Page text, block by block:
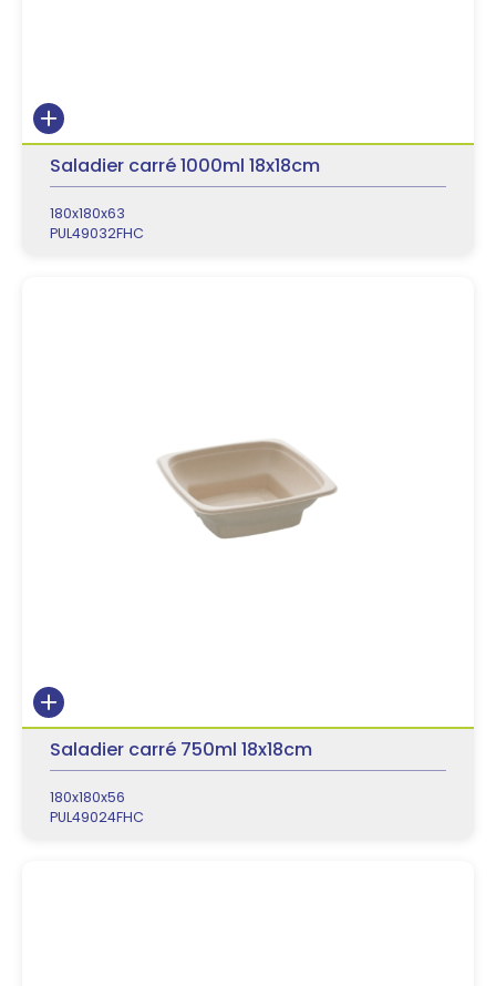
Saladier carré 1000ml 18x18cm
180x180x63
PUL49032FHC
Saladier carré 750ml 18x18cm
180x180x56
PUL49024FHC